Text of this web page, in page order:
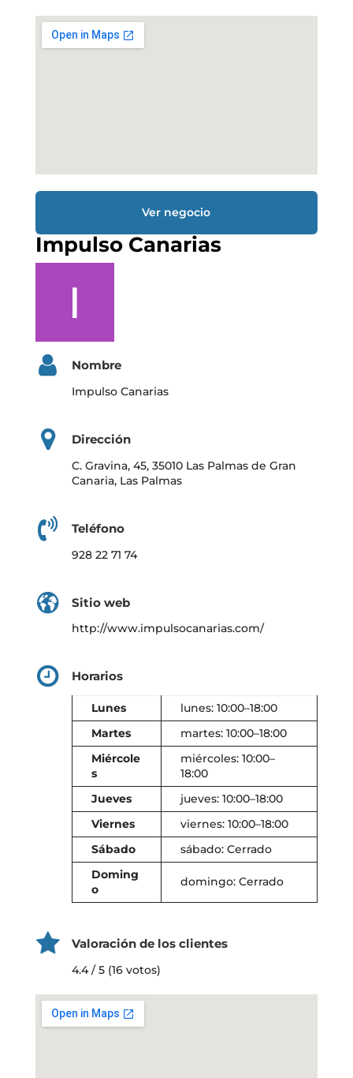
Ver negocio
Impulso Canarias
Nombre
Impulso Canarias
Dirección
C. Gravina, 45, 35010 Las Palmas de Gran
Canaria, Las Palmas
Teléfono
928 22 71 74
Sitio web
http://www.impulsocanarias.com/
Horarios
Lunes
lunes: 10:00–18:00
Martes
martes: 10:00–18:00
Miércole
s
miércoles: 10:00–
18:00
Jueves
jueves: 10:00–18:00
Viernes
viernes: 10:00–18:00
Sábado
sábado: Cerrado
Doming
o
domingo: Cerrado
Valoración de los clientes
4.4 / 5 (16 votos)